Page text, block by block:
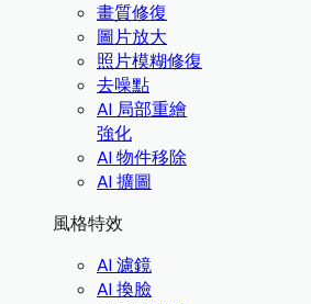
畫質修復
圖片放大
照片模糊修復
去噪點
AI 局部重繪
強化
AI 物件移除
AI 擴圖
風格特效
AI 濾鏡
AI 換臉